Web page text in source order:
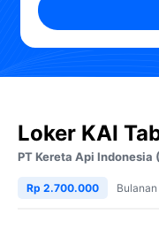
Loker KAI
PT Kereta Api Indonesia
Rp 2.700.000 Bulanan